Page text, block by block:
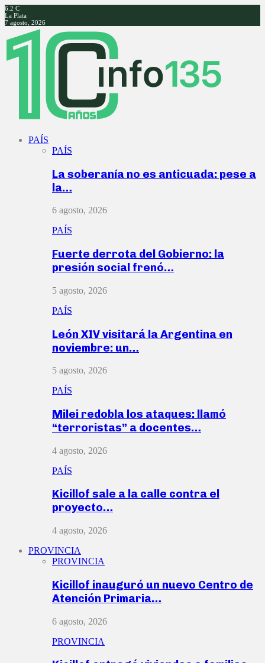
6.2 C
La Plata
7 agosto, 2026
Facebook
Twitter
Instagram
Youtube
PAÍS
PAÍS
La soberanía no es anticuada: pese a
la…
6 agosto, 2026
PAÍS
Fuerte derrota del Gobierno: la
presión social frenó…
5 agosto, 2026
PAÍS
León XIV visitará la Argentina en
noviembre: un…
5 agosto, 2026
PAÍS
Milei redobla los ataques: llamó
“terroristas” a docentes…
4 agosto, 2026
PAÍS
Kicillof sale a la calle contra el
proyecto…
4 agosto, 2026
PROVINCIA
PROVINCIA
Kicillof inauguró un nuevo Centro de
Atención Primaria…
6 agosto, 2026
PROVINCIA